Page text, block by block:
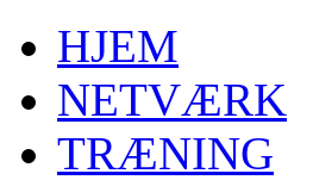
HJEM
NETVÆRK
TRÆNING